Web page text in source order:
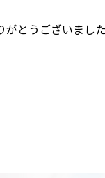
とうございました